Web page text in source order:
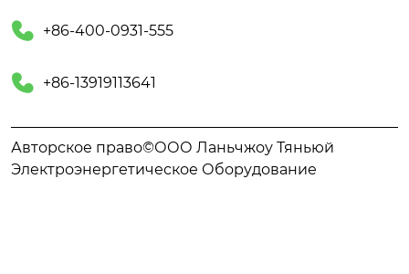
 +86-400-0931-555
 +86-13919113641
Авторское право©ООО Ланьчжоу Тяньюй
Электроэнергетическое Оборудование